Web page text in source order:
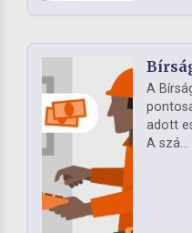
A
adott
A szá...